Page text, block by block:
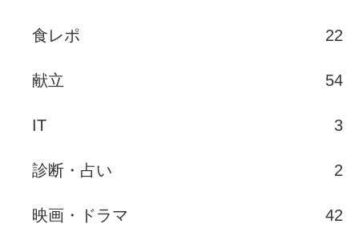
食レポ 22
献立 54
IT 3
診断・占い 2
映画・ドラマ 42